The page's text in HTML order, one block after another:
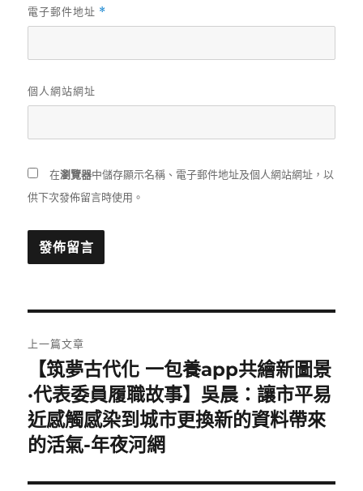
電子郵件地址 *
個人網站網址
在瀏覽器中儲存顯示名稱、電子郵件地址及個人網站網址，以
供下次發佈留言時使用。
章
導
覽
上一篇文章
一
篇
文
章:
【筑夢古代化 一包養app共繪新圖景
·代表委員履職故事】吳晨：讓市平易
近感觸感染到城市更換新的資料帶來
的活氣-年夜河網